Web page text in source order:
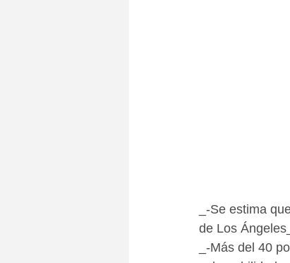
_-Se estima
de Los Ángeles_
_-Más del 40